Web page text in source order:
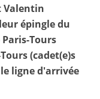
Valentin
épingle du
Tours
(cadet(e)s
ligne d'arrivée